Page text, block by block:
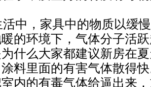
中，家具中的物质以缓
的环境下，气体分子活
什么大家都建议新房在
料里面的有害气体散得
内的有毒气体给逼出来